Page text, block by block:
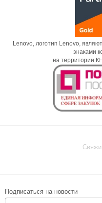
Lenovo, логотип Lenovo,
знаками
на территории
Подписаться на новости